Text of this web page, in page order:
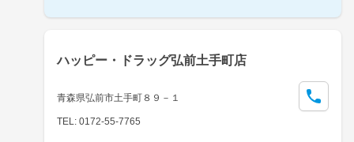
ハッピー・ドラッグ弘前土手町店
青森県弘前市土手町８９－１
TEL: 0172-55-7765